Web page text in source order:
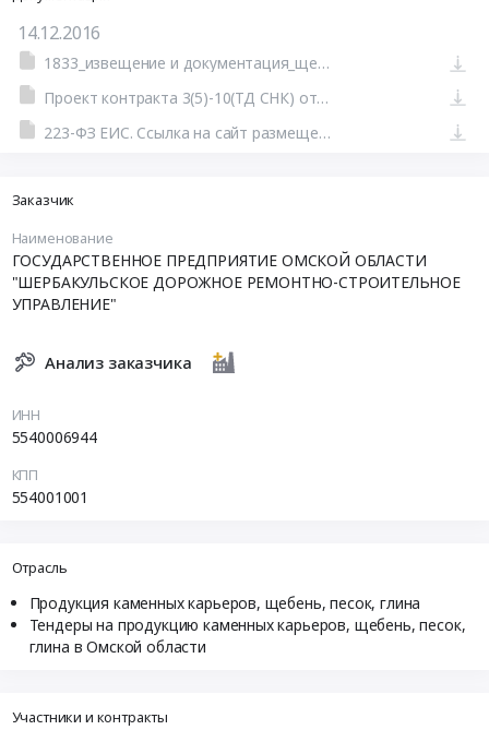
14.12.2016
1833_извещение и документация_щебень 5(3)-10_ЕП
Проект контракта 3(5)-10(ТД СНК) от 08.12.2016 - копия
223-ФЗ ЕИС. Ссылка на сайт размещения тендера #110718011582.doc
Заказчик
Наименование
ГОСУДАРСТВЕННОЕ ПРЕДПРИЯТИЕ ОМСКОЙ ОБЛАСТИ
"ШЕРБАКУЛЬСКОЕ ДОРОЖНОЕ РЕМОНТНО-СТРОИТЕЛЬНОЕ
УПРАВЛЕНИЕ"
Анализ заказчика
ИНН
5540006944
КПП
554001001
Отрасль
Продукция каменных карьеров, щебень, песок, глина
Тендеры на продукцию каменных карьеров, щебень, песок,
глина в Омской области
Участники и контракты